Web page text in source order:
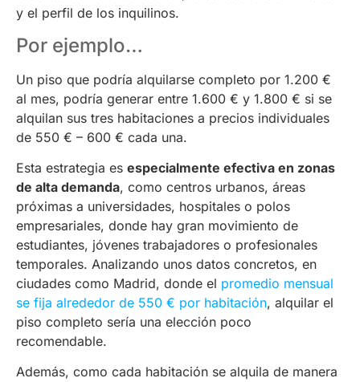
y el perfil de los inquilinos.
Por ejemplo…
Un piso que podría alquilarse completo por 1.200 €
al mes, podría generar entre 1.600 € y 1.800 € si se
alquilan sus tres habitaciones a precios individuales
de 550 € – 600 € cada una.
Esta estrategia es especialmente efectiva en zonas
de alta demanda, como centros urbanos, áreas
próximas a universidades, hospitales o polos
empresariales, donde hay gran movimiento de
estudiantes, jóvenes trabajadores o profesionales
temporales. Analizando unos datos concretos, en
ciudades como Madrid, donde el promedio mensual
se fija alrededor de 550 € por habitación, alquilar el
piso completo sería una elección poco
recomendable.
Además, como cada habitación se alquila de manera